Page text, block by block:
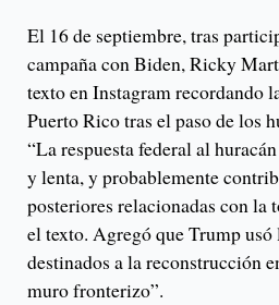
El 16 de septiembre, tras
campaña con Biden, Ricky
texto en Instagram recordando
Puerto Rico tras el paso de los
“La respuesta federal al
y lenta, y probablemente
posteriores relacionadas con la
el texto. Agregó que Trump
destinados a la reconstrucción
muro fronterizo”.